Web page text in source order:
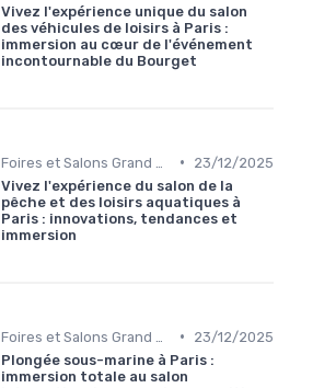
Vivez l'expérience unique du salon
des véhicules de loisirs à Paris :
immersion au cœur de l'événement
incontournable du Bourget
•
23/12/2025
Vivez l'expérience du salon de la
pêche et des loisirs aquatiques à
Paris : innovations, tendances et
immersion
•
23/12/2025
Plongée sous-marine à Paris :
immersion totale au salon